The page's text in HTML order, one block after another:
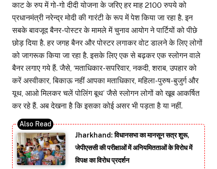
काट के रुप में गो-गो दीदी योजना के जरिए हर माह 2100 रुपये को
प्रधानमंत्री नरेन्द्र मोदी की गारंटी के रूप में पेश किया जा रहा है. इन
सबके बावजूद बैनर-पोस्टर के मामले में चुनाव आयोग ने पार्टियों को पीछे
छोड़ दिया है. हर जगह बैनर और पोस्टर लगाकर वोट डालने के लिए लोगों
को जागरूक किया जा रहा है. इसके लिए एक से बढ़कर एक स्लोगन वाले
बैनर लगाए गये हैं. जैसे, ‘मताधिकार-सपरिवार, नकदी, शराब, उपहार को
करें अस्वीकार, बिकाऊ नहीं आपका मताधिकार, महिला-पुरुष-बुजुर्ग और
यूथ, आओ मिलकर चलें पोलिंग बूथ’ जैसे स्लोगन लोगों को खूब आकर्षित
कर रहे हैं. अब देखना है कि इसका कोई असर भी पड़ता है या नहीं.
Jharkhand: विधानसभा का मानसून सत्र शुरू,
जेपीएससी की परीक्षाओं में अनियमितताओं के विरोध में
विपक्ष का विरोध प्रदर्शन